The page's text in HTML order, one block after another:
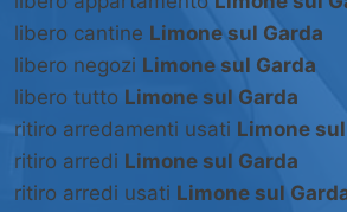
libero cantine Limone sul Garda
libero negozi Limone sul Garda
libero tutto Limone sul Garda
ritiro arredamenti usati Limone
ritiro arredi Limone sul Garda
ritiro arredi usati Limone sul